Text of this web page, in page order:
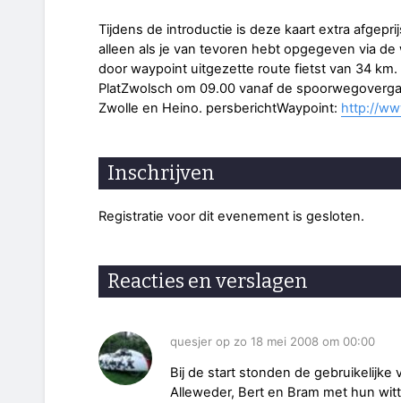
Tijdens de introductie is deze kaart extra
alleen als je van tevoren hebt opgegeven via
door waypoint uitgezette route fietst van 34 km.
PlatZwolsch om 09.00 vanaf de
Zwolle en Heino. persberichtWaypoint: http://
Inschrijven
Registratie voor dit evenement is gesloten.
Reacties en verslagen
quesjer op zo 18 mei 2008 om 00:00
Bij de start stonden de gebruikelijke
Alleweder, Bert en Bram met hun